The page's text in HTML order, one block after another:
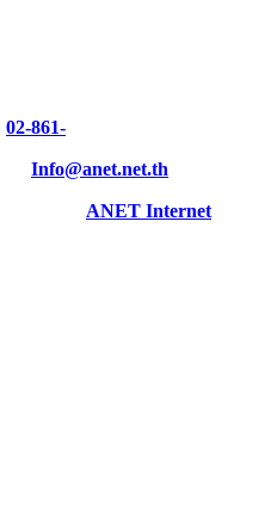
02-861-
Info@anet.net.th
ANET Internet